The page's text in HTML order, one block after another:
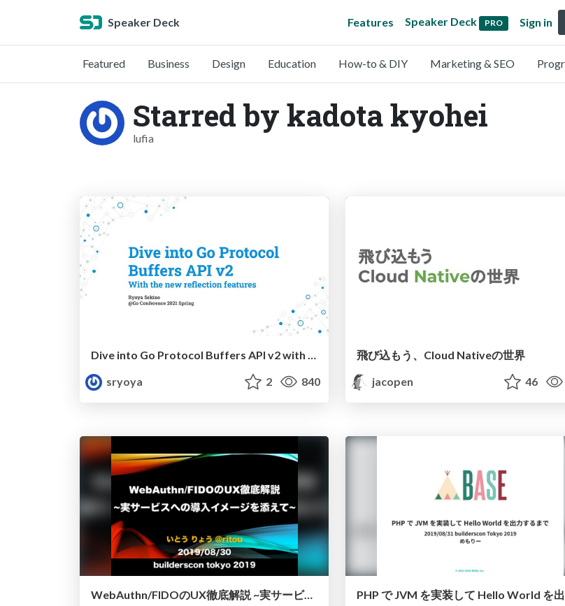
Speaker Deck Features Speaker Deck PRO Sign in
Featured Business Design Education How-to & DIY Marketing & SEO
Starred by kadota kyohei
lufia
Dive into Go Protocol Buffers API v2 with the new reflection features
sryoya
2 840
飛び込もう、Cloud Nativeの世界
jacopen
46
WebAuthn/FIDOのUX徹底解説 ~実サービスへの導入イメージを添えて~ / builderscon tokyo 2019 ritou